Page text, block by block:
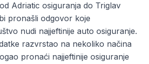
Adriatic osiguranja do Triglav
pronašli odgovor koje
nudi najjeftinije auto osiguranje.
razvrstao na nekoliko načina
pronaći najjeftinije osiguranje